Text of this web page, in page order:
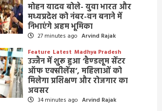
मोहन यादव बोले- युवा भारत और
मध्यप्रदेश को नंबर-वन बनाने में
निभाएंगे अहम भूमिका
27 minutes ago Arvind Rajak
Feature Latest Madhya Pradesh
उज्जैन में शुरू हुआ ‘हैण्डलूम सेंटर
ऑफ एक्सीलेंस’, महिलाओं को
मिलेगा प्रशिक्षण और रोजगार का
अवसर
34 minutes ago Arvind Rajak